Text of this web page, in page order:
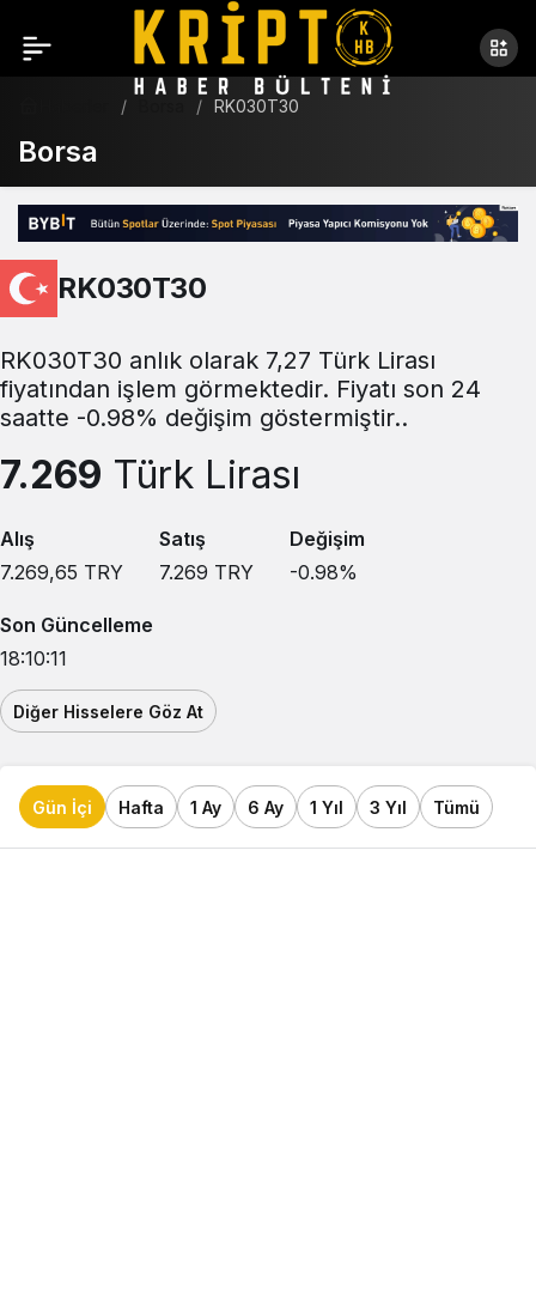
RK030T30
Borsa
RK030T30
RK030T30 anlık olarak 7,27 Türk Lirası
fiyatından işlem görmektedir. Fiyatı son 24
saatte -0.98% değişim göstermiştir..
7.269 Türk Lirası
Alış
7.269,65 TRY
Satış
7.269 TRY
Değişim
-0.98%
Son Güncelleme
18:10:11
Diğer Hisselere Göz At
Gün İçi Hafta 1 Ay 6 Ay 1 Yıl 3 Yıl Tümü